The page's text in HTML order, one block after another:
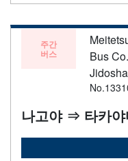
주간
버스
Bus
나고야 ⇒ 타카